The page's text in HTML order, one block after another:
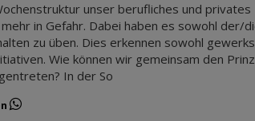
unser berufliches und
in Gefahr. Dabei haben es sowohl der/
zu üben. Dies erkennen sowohl
Wie können wir gemeinsam den
In der So